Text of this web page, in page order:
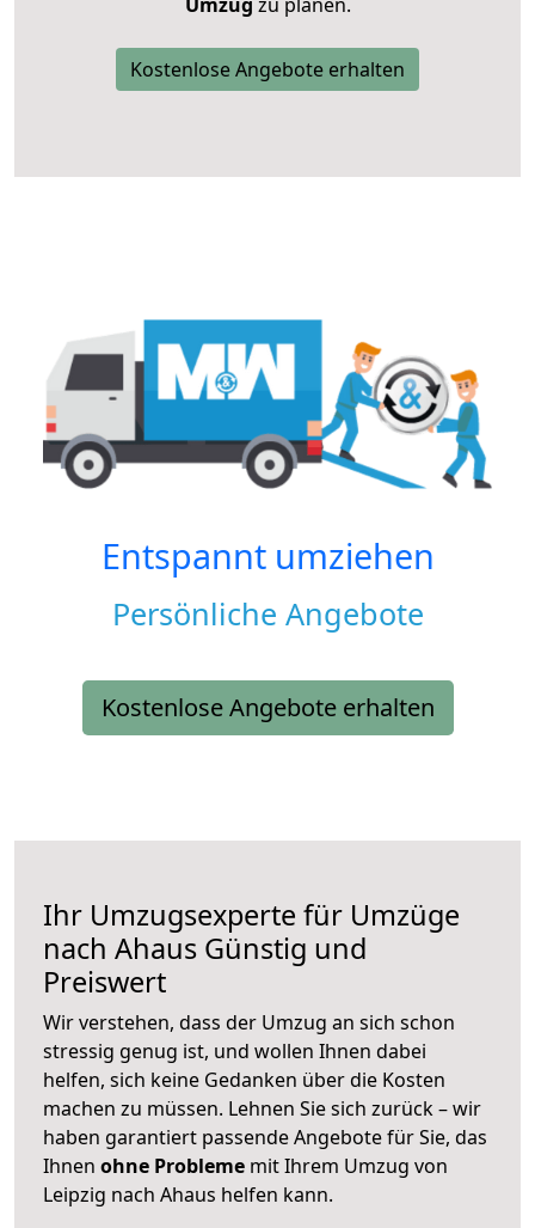
Kostenlose Angebote erhalten
Entspannt umziehen
Persönliche Angebote
Kostenlose Angebote erhalten
Ihr Umzugsexperte für Umzüge
nach Ahaus Günstig und
Preiswert
Wir verstehen, dass der Umzug an sich schon
stressig genug ist, und wollen Ihnen dabei
helfen, sich keine Gedanken über die Kosten
machen zu müssen. Lehnen Sie sich zurück – wir
haben garantiert passende Angebote für Sie, das
Ihnen ohne Probleme mit Ihrem Umzug von
Leipzig nach Ahaus helfen kann.